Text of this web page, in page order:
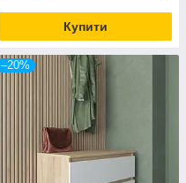
Купити
–20%